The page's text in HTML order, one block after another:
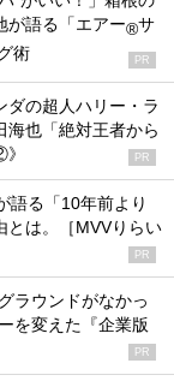
が語る「エアー®サ
術 PR
ダの超人ハリー・ラ
海也「絶対王者から
PR
語る「10年前より
とは。［MVVりらい
PR
ラウンドがなかっ
を変えた『企業版
PR